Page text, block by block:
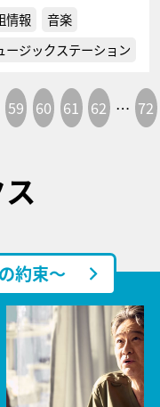
情報
音楽
ージックステーション
59 60 61 62 … 72
約束～